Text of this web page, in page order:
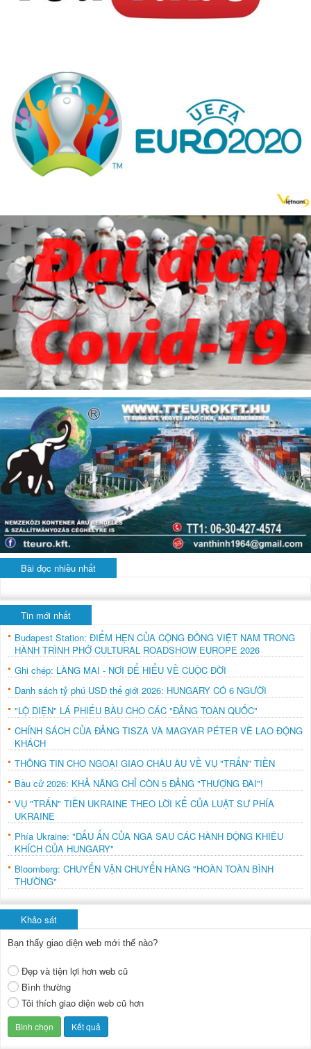
Bài đọc nhiều nhất
Tin mới nhất
Budapest Station: ĐIỂM HẸN CỦA CỘNG ĐỒNG VIỆT NAM TRONG
HÀNH TRÌNH PHỞ CULTURAL ROADSHOW EUROPE 2026
Ghi chép: LÀNG MAI - NƠI ĐỂ HIỂU VỀ CUỘC ĐỜI
Danh sách tỷ phú USD thế giới 2026: HUNGARY CÓ 6 NGƯỜI
"LỘ DIỆN" LÁ PHIẾU BẦU CHO CÁC "ĐẢNG TOÀN QUỐC"
CHÍNH SÁCH CỦA ĐẢNG TISZA VÀ MAGYAR PÉTER VỀ LAO ĐỘNG
KHÁCH
THÔNG TIN CHO NGOẠI GIAO CHÂU ÂU VỀ VỤ "TRẤN" TIỀN
Bầu cử 2026: KHẢ NĂNG CHỈ CÒN 5 ĐẢNG "THƯỢNG ĐÀI"!
VỤ "TRẤN" TIỀN UKRAINE THEO LỜI KỂ CỦA LUẬT SƯ PHÍA
UKRAINE
Phía Ukraine: "DẤU ẤN CỦA NGA SAU CÁC HÀNH ĐỘNG KHIÊU
KHÍCH CỦA HUNGARY"
Bloomberg: CHUYẾN VẬN CHUYỂN HÀNG "HOÀN TOÀN BÌNH
THƯỜNG"
Khảo sát
Bạn thấy giao diện web mới thế nào?
Đẹp và tiện lợi hơn web cũ
Bình thường
Tôi thích giao diện web cũ hơn